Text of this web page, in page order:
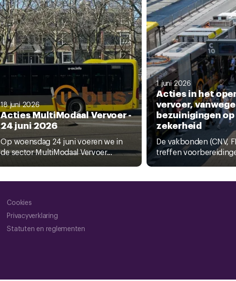
18 juni 2026
Acties MultiModaal Vervoer -
24 juni 2026
Op woensdag 24 juni voeren we in
de sector MultiModaal Vervoer...
1 juni 2026
Acties in het
vervoer, vanwege
bezuinigingen
zekerheid
De vakbonden (CNV,
treffen
Cookies
Privacyverklaring
Statuten en reglementen